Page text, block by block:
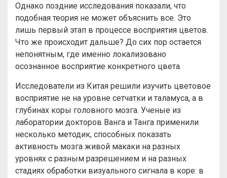
Однако поздние исследования показали, что
подобная теория не может объяснить все. Это
лишь первый этап в процессе восприятия цветов.
Что же происходит дальше? До сих пор остается
непонятным, где именно локализовано
осознанное восприятие конкретного цвета.
Исследователи из Китая решили изучить цветовое
восприятие не на уровне сетчатки и таламуса, а в
глубинах коры головного мозга. Ученые из
лаборатории докторов Ванга и Танга применили
несколько методик, способных показать
активность мозга живой макаки на разных
уровнях с разным разрешением и на разных
стадиях обработки визуального сигнала в коре: в